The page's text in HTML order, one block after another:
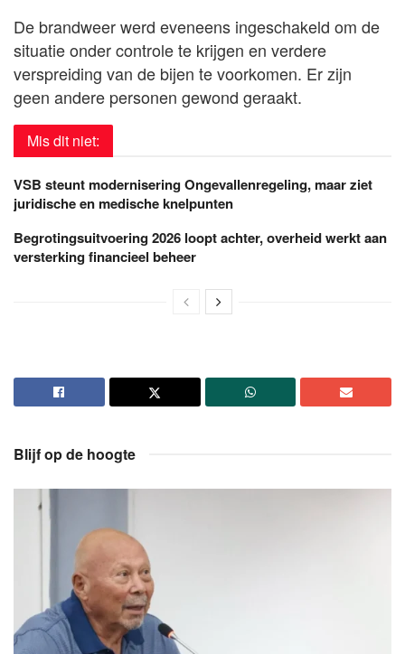
De brandweer werd eveneens ingeschakeld om de
situatie onder controle te krijgen en verdere
verspreiding van de bijen te voorkomen. Er zijn
geen andere personen gewond geraakt.
Mis dit niet:
VSB steunt modernisering Ongevallenregeling, maar ziet
juridische en medische knelpunten
Begrotingsuitvoering 2026 loopt achter, overheid werkt aan
versterking financieel beheer
Blijf op de hoogte